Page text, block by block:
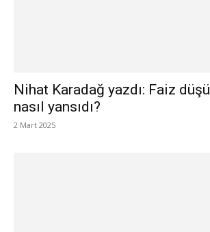
Nihat Karadağ yazdı: Faiz
nasıl yansıdı?
2 Mart 2025